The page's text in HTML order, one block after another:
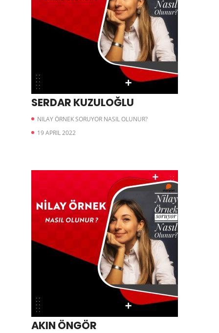
SERDAR KUZULOĞLU
NILAY ÖRNEK SORUYOR NASIL OLUNUR?
19 APRIL 2022
AKIN ÖNGÖR